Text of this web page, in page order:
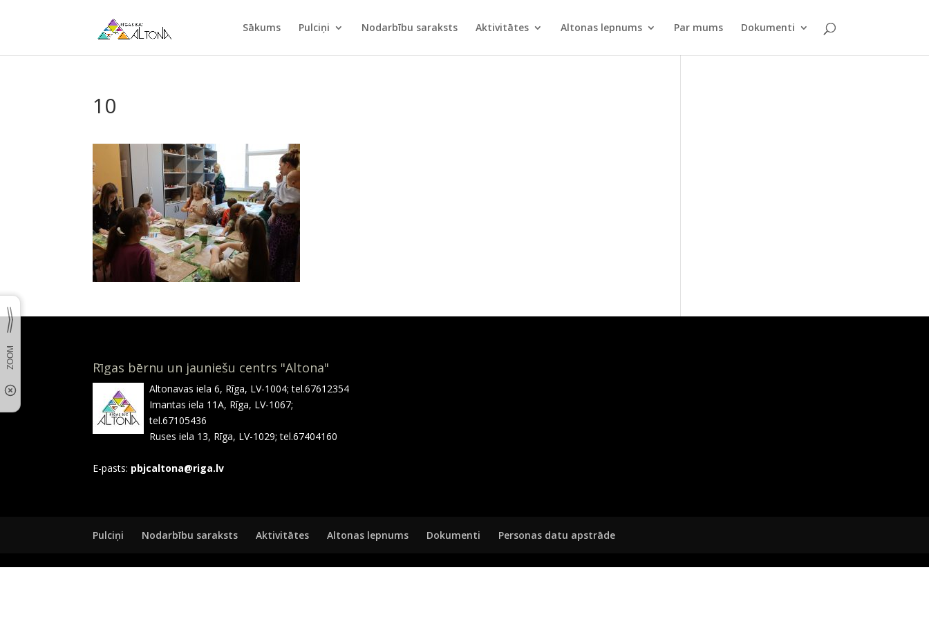
Sākums Pulciņi Nodarbību saraksts Aktivitātes Altonas lepnums Par mums Dokumenti
10
Rīgas bērnu un jauniešu centrs "Altona"
Altonavas iela 6, Rīga, LV-1004; tel.67612354
Imantas iela 11A, Rīga, LV-1067;
tel.67105436
Ruses iela 13, Rīga, LV-1029; tel.67404160
E-pasts: pbjcaltona@riga.lv
Pulciņi Nodarbību saraksts Aktivitātes Altonas lepnums Dokumenti Personas datu apstrāde